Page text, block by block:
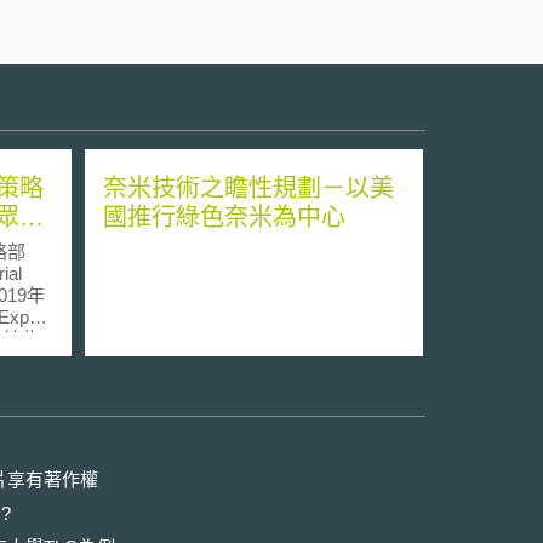
略
諮
部
年
此
躉購
以
躉購
收購
奈米技術之瞻性規劃－以美
國推行綠色奈米為中心
享有著作權